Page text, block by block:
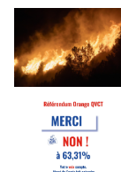
Fidèle à sa
immédiatement
personnalisé,
premières